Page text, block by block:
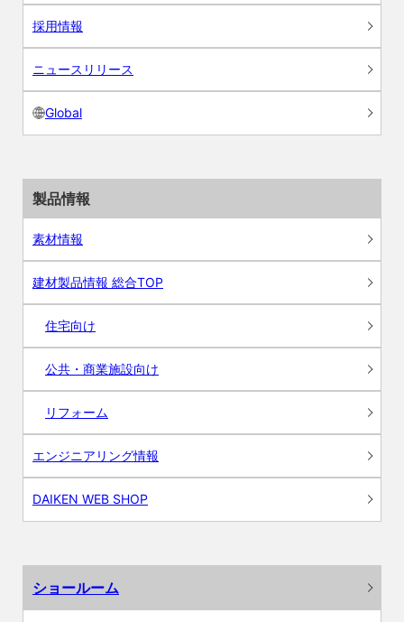
採用情報
ニュースリリース
Global
製品情報
素材情報
建材製品情報 総合TOP
住宅向け
公共・商業施設向け
リフォーム
エンジニアリング情報
DAIKEN WEB SHOP
ショールーム